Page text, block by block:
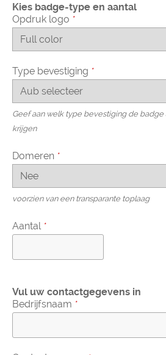
Kies badge-type en aantal
Opdruk logo *
Type bevestiging *
Geef aan welk type bevestiging de
krijgen
Domeren *
voorzien van een transparante toplaag
Aantal *
Vul uw contactgegevens in
Bedrijfsnaam *